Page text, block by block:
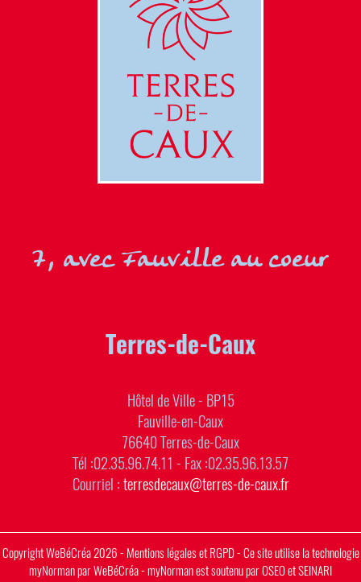
7, avec Fauville au coeur
Terres-de-Caux
Hôtel de Ville - BP15
Fauville-en-Caux
76640 Terres-de-Caux
Tél :02.35.96.74.11 - Fax :02.35.96.13.57
Courriel :terresdecaux@terres-de-caux.fr
CopyrightWeBéCréa2026 - Mentions légales et RGPD- Ce site utilise la technologie
myNormanparWeBéCréa- myNorman est soutenu parOSEOetSEINARI